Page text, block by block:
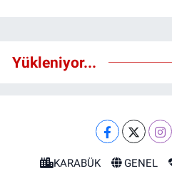
Yükleniyor...
KARABÜK GENEL